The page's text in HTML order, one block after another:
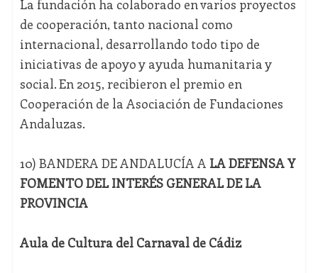
La fundación ha colaborado en varios proyectos
de cooperación, tanto nacional como
internacional, desarrollando todo tipo de
iniciativas de apoyo y ayuda humanitaria y
social. En 2015, recibieron el premio en
Cooperación de la Asociación de Fundaciones
Andaluzas.
10) BANDERA DE ANDALUCÍA A LA DEFENSA Y
FOMENTO DEL INTERÉS GENERAL DE LA
PROVINCIA
Aula de Cultura del Carnaval de Cádiz